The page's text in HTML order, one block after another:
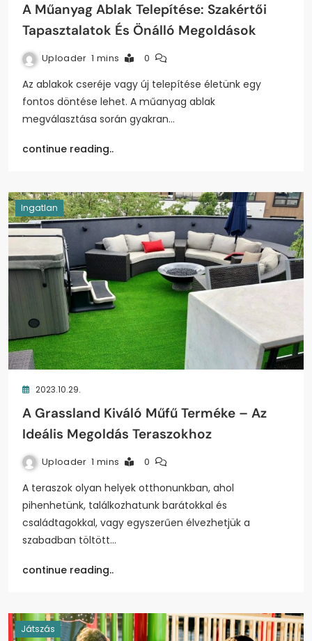
A Műanyag Ablak Telepítése: Szakértői
Tapasztalatok És Önálló Megoldások
Uploader 1 mins 0
Az ablakok cseréje vagy új telepítése életünk egy
fontos döntése lehet. A műanyag ablak
megválasztása során gyakran…
continue reading..
Ingatlan
2023.10.29.
A Grassland Kiváló Műfű Terméke – Az
Ideális Megoldás Teraszokhoz
Uploader 1 mins 0
A teraszok olyan helyek otthonunkban, ahol
pihenhetünk, találkozhatunk barátokkal és
családtagokkal, vagy egyszerűen élvezhetjük a
szabadban töltött…
continue reading..
Játszás